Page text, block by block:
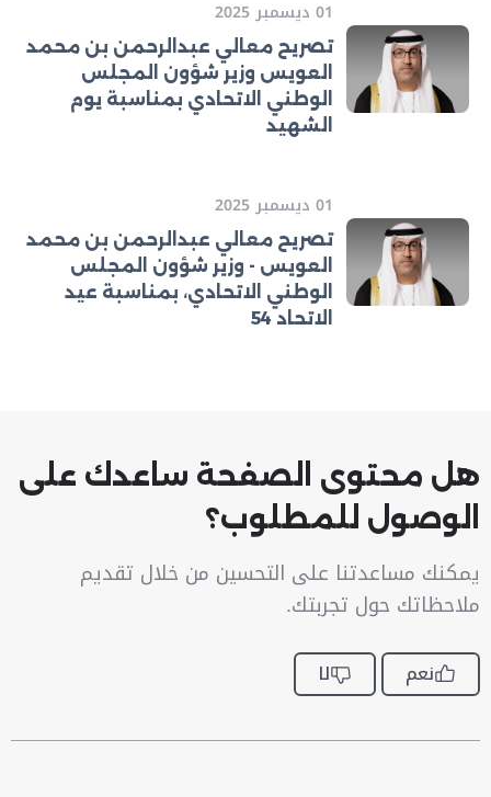
01 ديسمبر 2025
تصريح معالي عبدالرحمن بن محمد
العويس وزير شؤون المجلس
الوطني الاتحادي بمناسبة يوم
الشهيد
01 ديسمبر 2025
تصريح معالي عبدالرحمن بن محمد
العويس - وزير شؤون المجلس
الوطني الاتحادي، بمناسبة عيد
الاتحاد 54
هل محتوى الصفحة ساعدك على
الوصول للمطلوب؟
يمكنك مساعدتنا على التحسين من خلال تقديم
ملاحظاتك حول تجربتك.
نعم لا